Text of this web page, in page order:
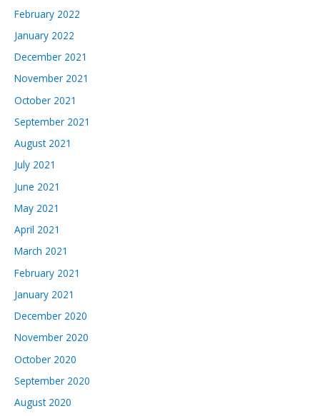
February 2022
January 2022
December 2021
November 2021
October 2021
September 2021
August 2021
July 2021
June 2021
May 2021
April 2021
March 2021
February 2021
January 2021
December 2020
November 2020
October 2020
September 2020
August 2020